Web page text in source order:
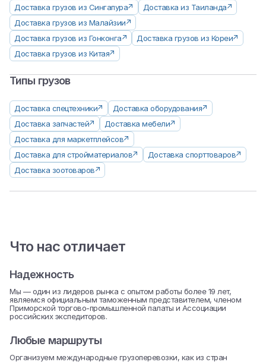
Доставка грузов из Сингапура
Доставка из Таиланда
Доставка грузов из Малайзии
Доставка грузов из Гонконга
Доставка грузов из Кореи
Доставка грузов из Китая
Типы грузов
Доставка спецтехники
Доставка оборудования
Доставка запчастей
Доставка мебели
Доставка для маркетплейсов
Доставка для стройматериалов
Доставка спорттоваров
Доставка зоотоваров
Что нас отличает
Надежность
Мы — один из лидеров рынка с опытом работы более 19 лет,
являемся официальным таможенным представителем, членом
Приморской торгово-промышленной палаты и Ассоциации
российских экспедиторов.
Любые маршруты
Организуем международные грузоперевозки, как из стран